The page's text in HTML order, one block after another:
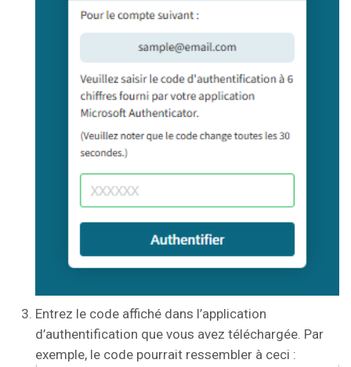
Entrez le code affiché dans l’application
d’authentification que vous avez téléchargée. Par
exemple, le code pourrait ressembler à ceci :